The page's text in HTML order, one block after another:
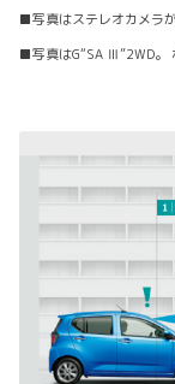
■写真はステレオカメラ
■写真はG“SA Ⅲ”2WD。